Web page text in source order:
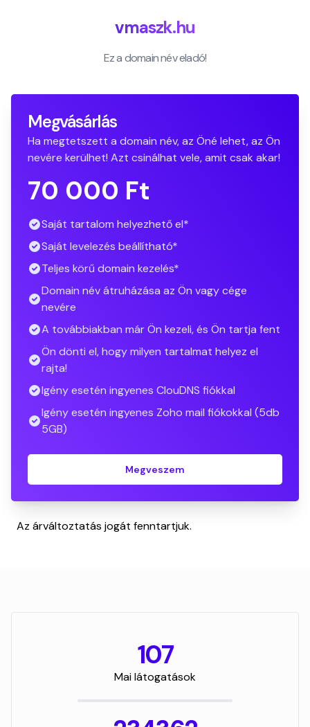
vmaszk.hu
Ez a domain név eladó!
Megvásárlás
Ha megtetszett a domain név, az Öné lehet, az Ön
nevére kerülhet! Azt csinálhat vele, amit csak akar!
70 000 Ft
Saját tartalom helyezhető el*
Saját levelezés beállítható*
Teljes körű domain kezelés*
Domain név átruházása az Ön vagy cége
nevére
A továbbiakban már Ön kezeli, és Ön tartja fent
Ön dönti el, hogy milyen tartalmat helyez el
rajta!
Igény esetén ingyenes ClouDNS fiókkal
Igény esetén ingyenes Zoho mail fiókokkal (5db
5GB)
Megveszem
Az árváltoztatás jogát fenntartjuk.
107
Mai látogatások